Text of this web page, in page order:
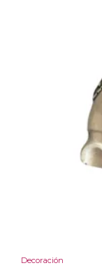
Decoración